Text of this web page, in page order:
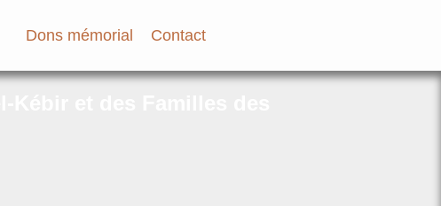
Dons mémorial Contact